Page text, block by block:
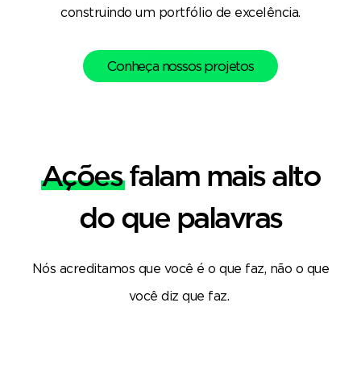
construindo um portfólio de excelência.
Conheça nossos projetos
Açõesfalam mais alto
do que palavras
Nós acreditamos que você é o que faz, não o que
você diz que faz.